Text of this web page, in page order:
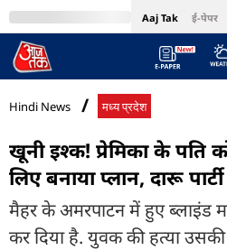
Aaj Tak ई-पेपर
MumbaiTak Cosmopolitan
Hindi News मध्य प्रदेश
खूनी इश्क! प्रेमिका के पति
लिए बनाया प्लान, दारू
मैहर के अमरपाटन में हुए ब्लाइंड
कर दिया है. युवक की हत्या उसकी